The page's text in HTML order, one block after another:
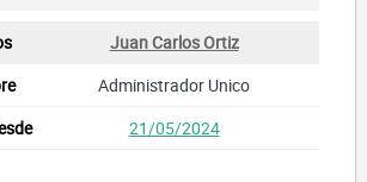
Juan Carlos Ortiz
Administrador Unico
21/05/2024